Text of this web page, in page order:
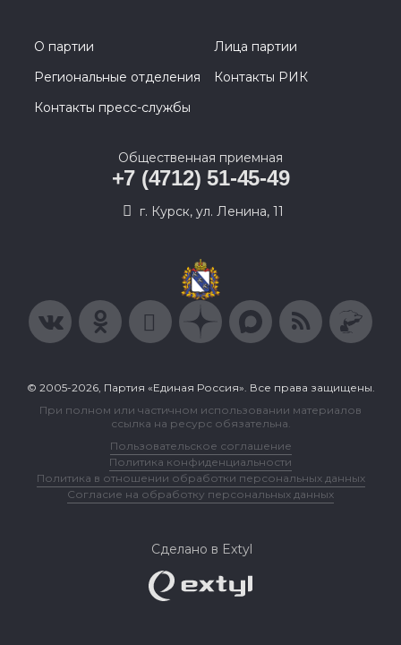
О партии
Лица партии
Региональные отделения
Контакты РИК
Контакты пресс-службы
Общественная приемная
+7 (4712) 51-45-49
г. Курск, ул. Ленина, 11
© 2005-2026, Партия «Единая Россия». Все права защищены.
При полном или частичном использовании материалов
ссылка на ресурс обязательна.
Пользовательское соглашение
Политика конфиденциальности
Политика в отношении обработки персональных данных
Согласие на обработку персональных данных
Сделано в Extyl